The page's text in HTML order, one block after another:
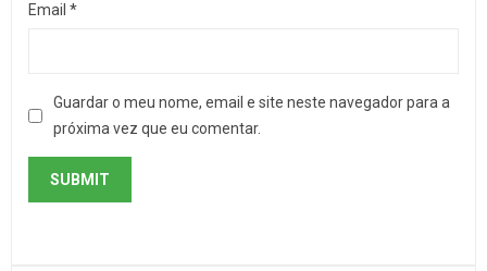
Email *
Guardar o meu nome, email e site neste navegador para a
próxima vez que eu comentar.